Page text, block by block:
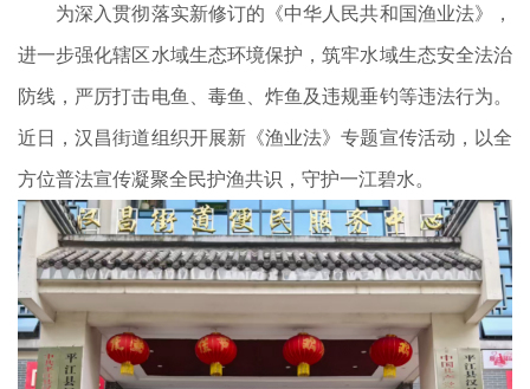
为深入贯彻落实新修订的《中华人民共和国渔业法》，
进一步强化辖区水域生态环境保护，筑牢水域生态安全法治
防线，严厉打击电鱼、毒鱼、炸鱼及违规垂钓等违法行为。
近日，汉昌街道组织开展新《渔业法》专题宣传活动，以全
方位普法宣传凝聚全民护渔共识，守护一江碧水。